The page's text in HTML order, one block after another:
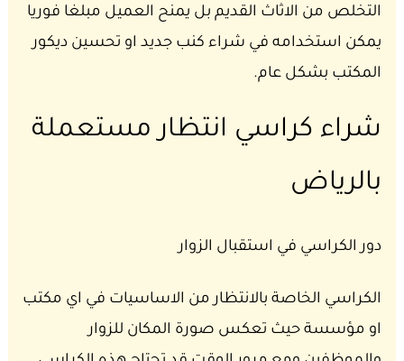
التخلص من الاثاث القديم بل يمنح العميل مبلغا فوريا
يمكن استخدامه في شراء كنب جديد او تحسين ديكور
المكتب بشكل عام.
شراء كراسي انتظار مستعملة
بالرياض
دور الكراسي في استقبال الزوار
الكراسي الخاصة بالانتظار من الاساسيات في اي مكتب
او مؤسسة حيث تعكس صورة المكان للزوار